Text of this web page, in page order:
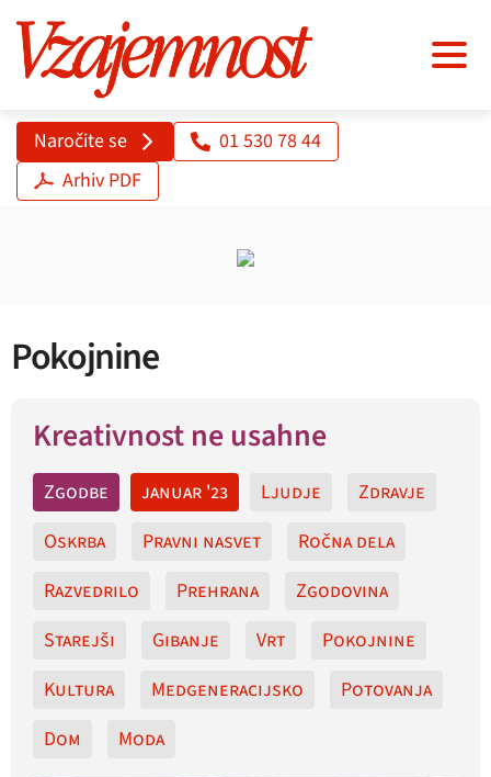
Naročite se
01 530 78 44
Arhiv PDF
Pokojnine
Kreativnost ne usahne
Zgodbe januar '23 Ljudje
Zdravje
Oskrba
Pravni nasvet
Ročna dela
Razvedrilo
Prehrana
Zgodovina
Starejši
Gibanje Vrt
Pokojnine
Kultura
Medgeneracijsko
Potovanja
Dom
Moda